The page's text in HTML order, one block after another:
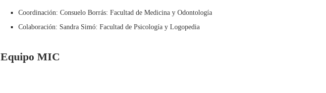
Coordinación: Consuelo Borrás: Facultad de Medicina y Odontología
Colaboración: Sandra Simó: Facultad de Psicología y Logopedia
Equipo MIC